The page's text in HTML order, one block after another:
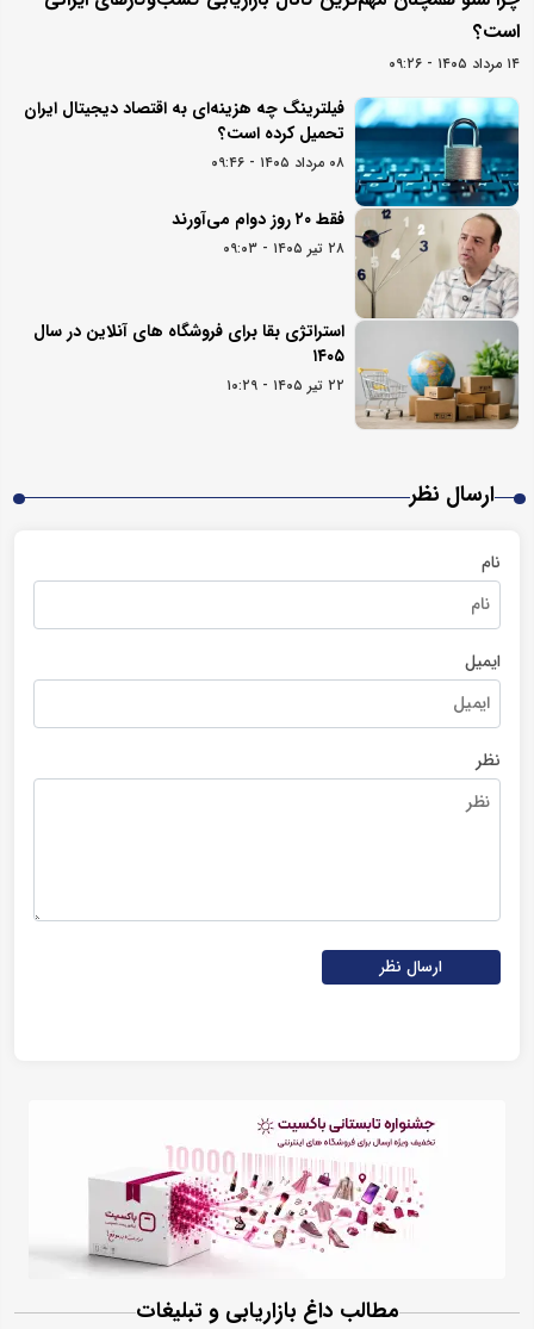
است؟
۱۴ مرداد ۱۴۰۵ - ۰۹:۲۶
فیلترینگ چه هزینه‌ای به اقتصاد دیجیتال ایران
تحمیل کرده است؟
۰۸ مرداد ۱۴۰۵ - ۰۹:۴۶
فقط ۲۰ روز دوام می‌آورند
۲۸ تیر ۱۴۰۵ - ۰۹:۰۳
استراتژی بقا برای فروشگاه های آنلاین در سال
۱۴۰۵
۲۲ تیر ۱۴۰۵ - ۱۰:۲۹
ارسال نظر
نام
ایمیل
نظر
ارسال نظر
مطالب داغ بازاریابی و تبلیغات